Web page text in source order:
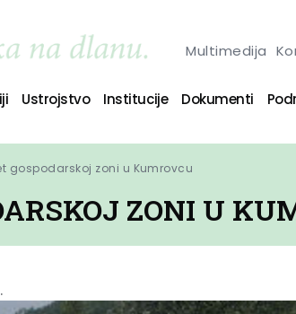
Multimedija
Ustrojstvo Institucije Dokumenti
gospodarskoj zoni u Kumrovcu
ZONI U